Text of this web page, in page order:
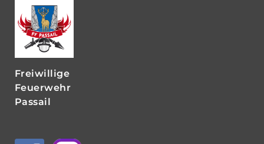
Freiwillige
Feuerwehr
Passail